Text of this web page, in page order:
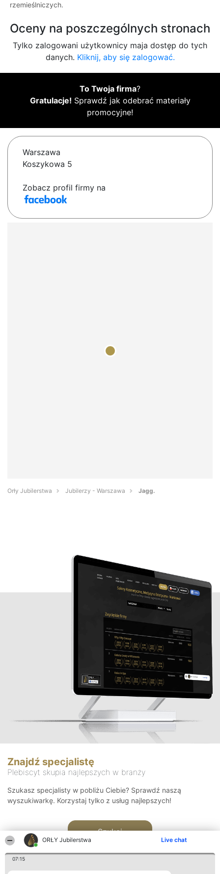
ORŁY Jubilerstwa Live chat
07:15
rzemieślniczych.
Oceny na poszczególnych stronach
Tylko zalogowani użytkownicy maja dostęp do tych
danych. Kliknij, aby się zalogować.
To Twoja firma?
Gratulacje! Sprawdź jak odebrać materiały
promocyjne!
Warszawa
Koszykowa 5
Zobacz profil firmy na
Orły Jubilerstwa Jubilerzy - Warszawa Jagg.
Znajdź specjalistę
Plebiscyt skupia najlepszych w branży
Szukasz specjalisty w pobliżu Ciebie? Sprawdź naszą
wyszukiwarkę. Korzystaj tylko z usług najlepszych!
Szukaj